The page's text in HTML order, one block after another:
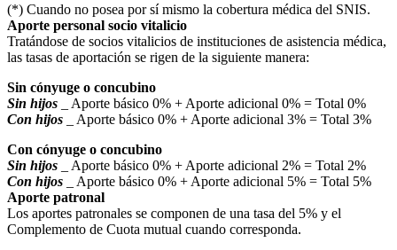
(*) Cuando no posea por sí mismo la cobertura médica del SNIS.
Aporte personal socio vitalicio
Tratándose de socios vitalicios de instituciones de asistencia médica,
las tasas de aportación se rigen de la siguiente manera:
Sin cónyuge o concubino
Sin hijos _ Aporte básico 0% + Aporte adicional 0% = Total 0%
Con hijos _ Aporte básico 0% + Aporte adicional 3% = Total 3%
Con cónyuge o concubino
Sin hijos _ Aporte básico 0% + Aporte adicional 2% = Total 2%
Con hijos _ Aporte básico 0% + Aporte adicional 5% = Total 5%
Aporte patronal
Los aportes patronales se componen de una tasa del 5% y el
Complemento de Cuota mutual cuando corresponda.